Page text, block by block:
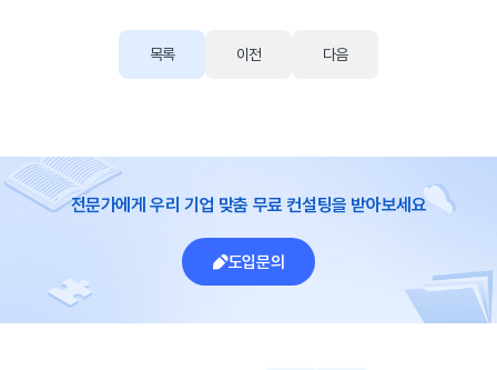
목록 이전 다음
전문가에게 우리 기업 맞춤 무료 컨설팅을 받아보세요
도입문의